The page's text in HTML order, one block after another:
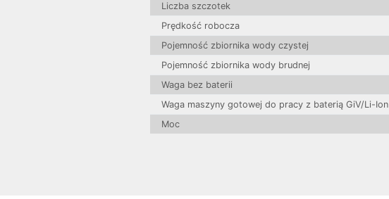
Liczba szczotek
Prędkość robocza
Pojemność zbiornika wody czystej
Pojemność zbiornika wody brudnej
Waga bez baterii
Waga maszyny gotowej do pracy z baterią GiV/Li-Ion
Moc